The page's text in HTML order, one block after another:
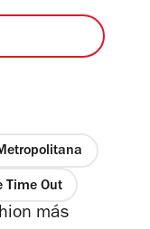
Time Out
más